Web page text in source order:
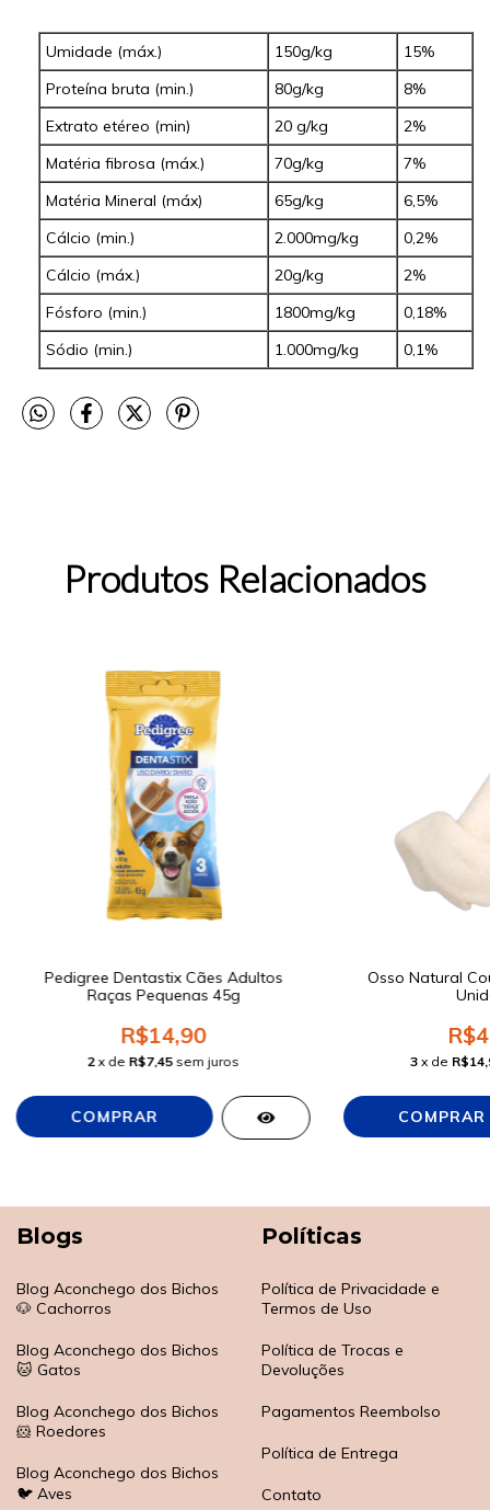
Umidade (máx.) 150g/kg
15%
Proteína bruta (min.)
80g/kg
8%
Extrato etéreo (min)
20 g/kg
2%
Matéria fibrosa (máx.)
70g/kg
7%
Matéria Mineral (máx)
65g/kg
6,5%
Cálcio (min.)
2.000mg/kg
0,2%
Cálcio (máx.)
20g/kg
2%
Fósforo (min.)
1800mg/kg
0,18%
Sódio (min.)
1.000mg/kg 0,1%
Produtos Relacionados
Pedigree Dentastix Cães Adultos
Raças Pequenas 45g
R$14,90
2 x de R$7,45 sem juros
Osso Natural
3 x de
Blogs
Blog Aconchego dos Bichos
🐶 Cachorros
Blog Aconchego dos Bichos
🐱 Gatos
Blog Aconchego dos Bichos
🐹 Roedores
Blog Aconchego dos Bichos
🐦 Aves
Políticas
Política de Privacidade e
Termos de Uso
Política de Trocas e
Devoluções
Pagamentos Reembolso
Política de Entrega
Contato